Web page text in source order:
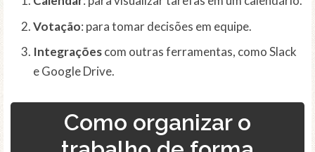
Votação: para tomar decisões em equipe.
Integraçõescom outras ferramentas, como Slack
e Google Drive.
Como organizar o